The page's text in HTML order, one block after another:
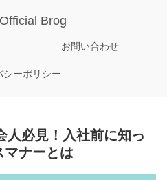
Brog
お問い合わせ
シーポリシー
人必見！入社前に知っ
マナーとは